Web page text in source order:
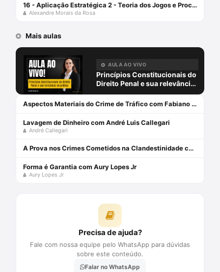
16 - Aplicação Estratégica 2 - Teoria dos Jogos e Processo Penal-
Alexandre Morais da Rosa
Mais aulas
AULA AO VIVO
Princípios Constitucionais do
Direito Penal e sua relevância
Sá
Aspectos Materiais do Crime de Tráfico com Fabiano Lopes
Lavagem de Dinheiro com André Luis Callegari
André Callegari
A Prova nos Crimes Cometidos na Clandestinidade com Maíra Fernandes
Forma é Garantia com Aury Lopes Jr
Aury Lopes Jr
Precisa de ajuda?
Fale com nossa equipe pelo WhatsApp para dúvidas
sobre este conteúdo.
Falar no WhatsApp